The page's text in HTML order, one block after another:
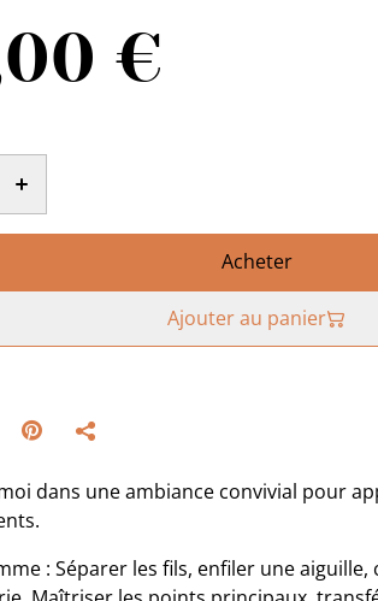
€
Acheter
Ajouter au panier
dans une ambiance convivial pour
: Séparer les fils, enfiler une